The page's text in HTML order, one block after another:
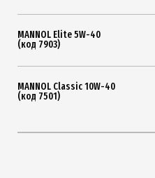
MANNOL Elite 5W-40
(код 7903)
MANNOL Classic 10W-40
(код 7501)